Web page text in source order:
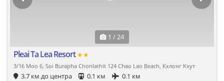
1 / 24
Pleai Ta Lea Resort★★
3/16 Moo 6, Soi Burapha Chonlathit 124 Chao Lao Beach, Кхлонг Кхут
3.7 км до центра 0.1 км
0.1 км